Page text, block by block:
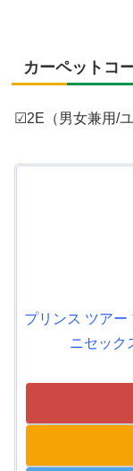
カーペットコ
☑2E（男女兼用/ユ
プリンス ツアー
ニセック